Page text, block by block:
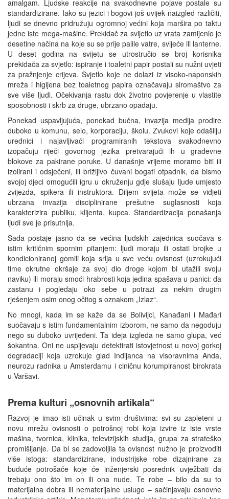
amalgam. Ljudske reakcije na svakodnevne pojave postale su
standardizirane. Iako su jezici i bogovi još uvijek naizgled različiti,
ljudi se dnevno pridružuju ogromnoj većini koja maršira po taktu
jedne iste mega-mašine. Prekidač za svijetlo uz vrata zamijenio je
desetine načina na koje su se prije palile vatre, svijeće ili lanterne.
U deset godina na svijetu se utrostručio se broj korisnika
prekidača za svjetlo: ispiranje i toaletni papir postali su nužni uvjeti
za pražnjenje crijeva. Svjetlo koje ne dolazi iz visoko-naponskih
mreža i higijena bez toaletnog papira označavaju siromaštvo za
sve više ljudi. Očekivanja rastu dok životno povjerenje u vlastite
sposobnosti i skrb za druge, ubrzano opadaju.
Ponekad uspavljujuća, ponekad bučna, invazija medija prodire
duboko u komunu, selo, korporaciju, školu. Zvukovi koje odašilju
urednici i najavljivači programiranih tekstova svakodnevno
izopačuju riječi govornog jezika pretvarajući ih u građevne
blokove za pakirane poruke. U današnje vrijeme moramo biti ili
izolirani i odsječeni, ili brižljivo čuvani bogati otpadnik, da bismo
svojoj djeci omogućili igru u okruženju gdje slušaju ljude umjesto
zvijezda, spikera ili instruktora. Diljem svijeta može se vidjeti
ubrzana invazija disciplinirane prešutne suglasnosti koja
karakterizira publiku, klijenta, kupca. Standardizacija ponašanja
ljudi sve je prisutnija.
Sada postaje jasno da se većina ljudskih zajednica suočava s
istim kritičnim spornim pitanjem: ljudi moraju ili ostati brojke u
kondicioniranoj gomili koja srlja u sve veću ovisnost (uzrokujući
time okrutne okršaje za svoj dio droge kojom bi utažili svoju
naviku) ili moraju smoći hrabrosti koja jedina spašava u panici: da
zastanu i pogledaju oko sebe u potrazi za nekim drugim
rješenjem osim onog očitog s oznakom „Izlaz“.
No mnogi, kada im se kaže da se Bolivijci, Kanađani i Mađari
suočavaju s istim fundamentalnim izborom, ne samo da negoduju
nego su duboko uvrijeđeni. Ta ideja izgleda ne samo glupa, već
šokantna. Oni ne uspijevaju detektirati istovjetnost u novoj gorkoj
degradaciji koja uzrokuje glad Indijanca na visoravnima Anda,
neurozu radnika u Amsterdamu i ciničnu korumpiranost birokrata
u Varšavi.
Prema kulturi „osnovnih artikala“
Razvoj je imao isti učinak u svim društvima: svi su zapleteni u
novu mrežu ovisnosti o potrošnoj robi koja izvire iz iste vrste
mašina, tvornica, klinika, televizijskih studija, grupa za strateško
promišljanje. Da bi se zadovoljila ta ovisnost nužno je proizvoditi
više istoga: standardizirane, industrijske robe dizajnirane za
buduće potrošače koje će inženjerski posrednik uvježbati da
trebaju ono što im on ili ona nude. Te robe – bilo da su to
materijalna dobra ili nematerijalne usluge – sačinjavaju osnovne